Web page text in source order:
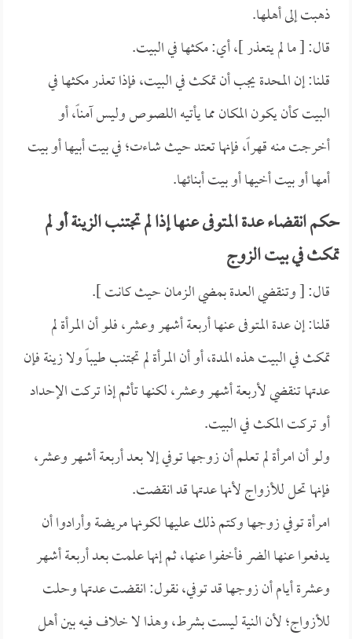
ذهبت إلى أهلها.
قال: [ ما لم يتعذر ]، أي: مكثها في البيت.
قلنا: إن المحدة يجب أن تمكث في البيت، فإذا تعذر مكثها في
البيت كأن يكون المكان مما يأتيه اللصوص وليس آمناً، أو
أخرجت منه قهراً، فإنها تعتد حيث شاءت؛ في بيت أبيها أو بيت
أمها أو بيت أخيها أو بيت أبنائها.
حكم انقضاء عدة المتوفى عنها إذا لم تجتنب الزينة أو لم
تمكث في بيت الزوج
قال: [ وتنقضي العدة بمضي الزمان حيث كانت ].
قلنا: إن عدة المتوفى عنها أربعة أشهر وعشر، فلو أن المرأة لم
تمكث في البيت هذه المدة، أو أن المرأة لم تجتنب طيباً ولا زينة فإن
عدتها تنقضي لأربعة أشهر وعشر، لكنها تأثم إذا تركت الإحداد
أو تركت المكث في البيت.
ولو أن امرأة لم تعلم أن زوجها توفي إلا بعد أربعة أشهر وعشر،
فإنها تحل للأزواج لأنها عدتها قد انقضت.
امرأة توفي زوجها وكتم ذلك عليها لكونها مريضة وأرادوا أن
يدفعوا عنها الضر فأخفوا عنها، ثم إنها علمت بعد أربعة أشهر
وعشرة أيام أن زوجها قد توفي، نقول: انقضت عدتها وحلت
للأزواج؛ لأن النية ليست بشرط، وهذا لا خلاف فيه بين أهل